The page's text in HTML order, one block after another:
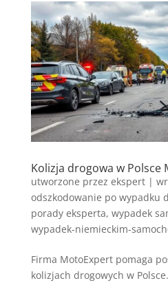
Kolizja drogowa w Polsce
utworzone przez ekspert|
odszkodowanie po wypadku
porady eksperta, wypadek
wypadek-niemieckim-
Firma MotoExpert pomaga
kolizjach drogowych w